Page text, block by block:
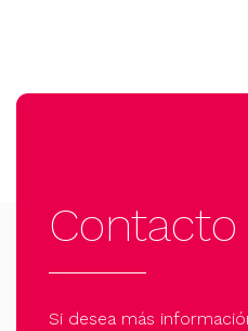
Contacto
Si desea más